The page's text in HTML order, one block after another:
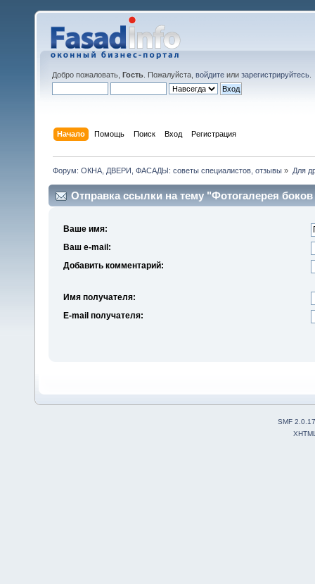
Добро пожаловать, Гость . Пожалуйста, войдите или зарегистрируйтесь
Начало Помощь Поиск Вход Регистрация
Форум: ОКНА, ДВЕРИ, ФАСАДЫ: советы специалистов, отзывы » Для
Отправка ссылки на тему "Фотогалерея
Ваше имя:
Ваш e-mail:
Добавить комментарий:
Имя получателя:
E-mail получателя:
SMF 2.0.17